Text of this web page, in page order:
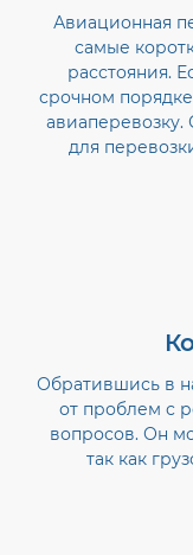
Авиационная
самые
расстояния.
срочном
авиаперевозку.
для
Обратившись в
от проблем с
вопросов. Он
так как